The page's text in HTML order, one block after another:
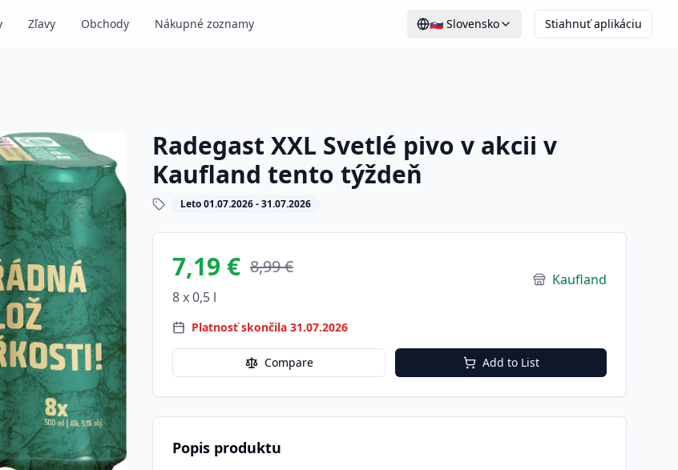
Zľavy Obchody Nákupné zoznamy 🇸🇰 Slovensko Stiahnuť aplikáciu
Radegast XXL Svetlé pivo v akcii v
Kaufland tento týždeň
Leto 01.07.2026 - 31.07.2026
7,19 € 8,99 €
8 x 0,5 l
Kaufland
Platnosť skončila 31.07.2026
Compare Add to List
Popis produktu